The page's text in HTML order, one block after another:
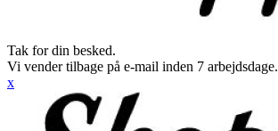
Tak for din besked.
Vi vender tilbage på e-mail inden 7 arbejdsdage.
x